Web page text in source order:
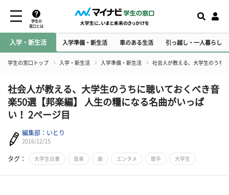
学生の
窓口とは
入学・新生活 入学準備・新生活 車のある生活 引っ越し・一人暮らし
学生の窓口トップ 入学・新生活 入学準備・新生活 社会人が教える、大学生のうち
社会人が教える、大学生のうちに聴いておくべき音
楽50選【邦楽編】 人生の糧になる名曲がいっぱ
い！ 2ページ目
編集部：いとり
2016/12/15
タグ： 大学生白書 音楽 曲 エンタメ 歌手 大学生